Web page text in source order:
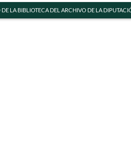
LA BIBLIOTECA DEL ARCHIVO DE LA